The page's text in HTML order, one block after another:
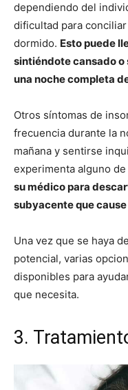
dependiendo del
dificultad para
dormido. Esto puede
sintiéndote cansado o
una noche completa
Otros síntomas de
frecuencia durante la
mañana y sentirse
experimenta alguno
su médico para
subyacente que
Una vez que se haya
potencial, varias
disponibles para
que necesita.
3.